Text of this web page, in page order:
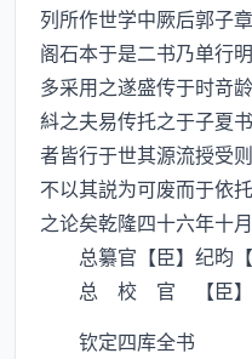
列所作世学中厥后郭子
阁石本于是二书乃单行
多采用之遂盛传于时竒
紏之夫易传托之于子夏
者皆行于世其源流授受
不以其説为可废而于依
之论矣乾隆四十六年十
总纂官【臣】纪昀【
总 校 官 【臣
钦定四库全书